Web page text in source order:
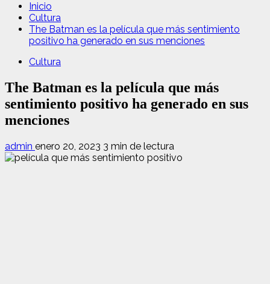
Inicio
Cultura
The Batman es la película que más sentimiento
positivo ha generado en sus menciones
Cultura
The Batman es la película que más
sentimiento positivo ha generado en sus
menciones
admin enero 20, 2023 3 min de lectura